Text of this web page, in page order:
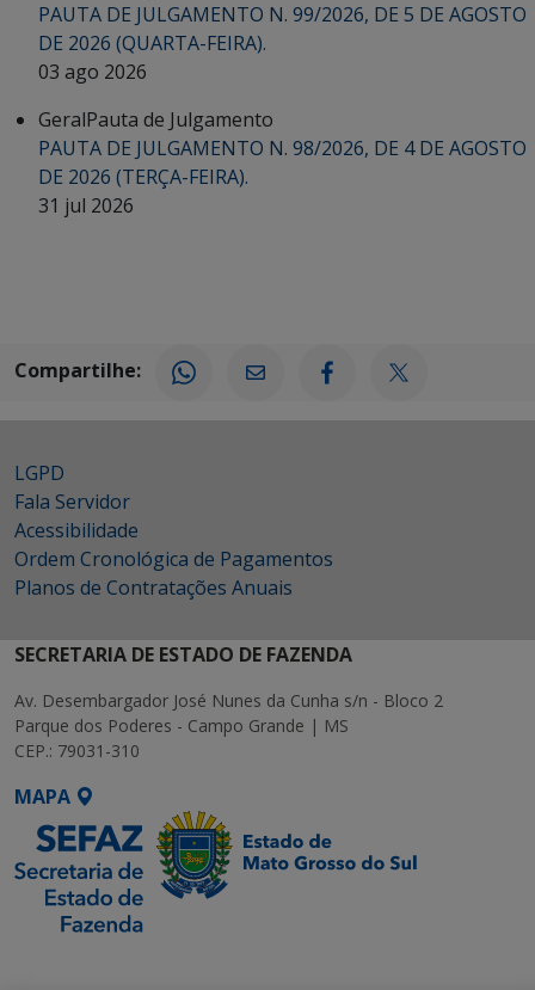
PAUTA DE JULGAMENTO N. 99/2026, DE 5 DE AGOSTO
DE 2026 (QUARTA-FEIRA).
03 ago 2026
GeralPauta de Julgamento
PAUTA DE JULGAMENTO N. 98/2026, DE 4 DE AGOSTO
DE 2026 (TERÇA-FEIRA).
31 jul 2026
Compartilhe:
LGPD
Fala Servidor
Acessibilidade
Ordem Cronológica de Pagamentos
Planos de Contratações Anuais
SECRETARIA DE ESTADO DE FAZENDA
Av. Desembargador José Nunes da Cunha s/n - Bloco 2
Parque dos Poderes - Campo Grande | MS
CEP.: 79031-310
MAPA